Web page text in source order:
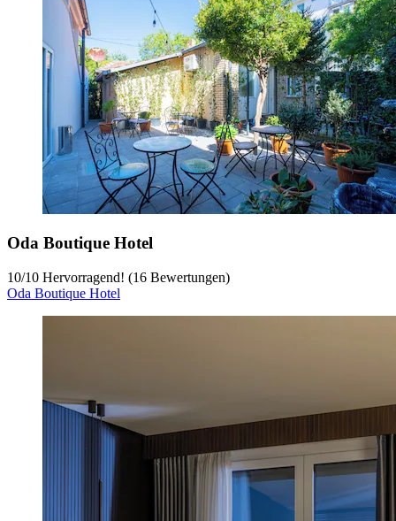
Oda Boutique Hotel
10/10 Hervorragend! (16 Bewertungen)
Oda Boutique Hotel